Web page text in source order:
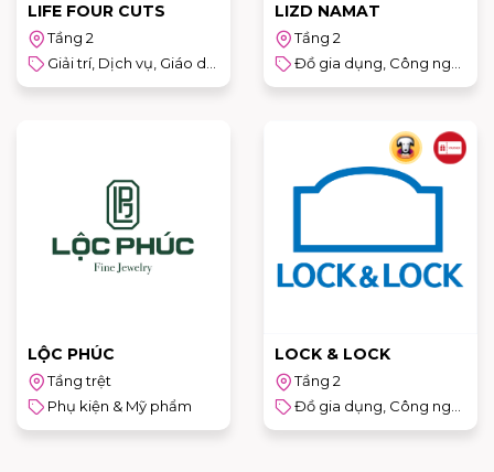
LIFE FOUR CUTS
Tầng 2
Giải trí, Dịch vụ, Giáo dục & Thể thao
LIZD NAMAT
Tầng 2
Đồ gia dụng, Công nghệ & Sản phẩm cho trẻ em
LỘC PHÚC
Tầng trệt
Phụ kiện & Mỹ phẩm
LOCK & LOCK
Tầng 2
Đồ gia dụng, Công nghệ & Sản phẩm cho trẻ em